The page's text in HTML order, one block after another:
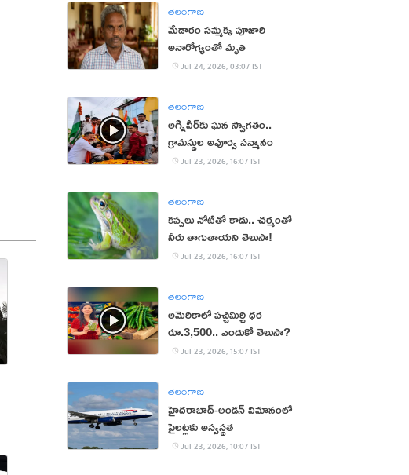
తెలంగాణ
మేడారం సమ్మక్క పూజారి
అనారోగ్యంతో మృతి
Jul 24, 2026, 03:07 IST
తెలంగాణ
అగ్నివీర్‌కు ఘన స్వాగతం..
గ్రామస్థుల అపూర్వ సన్మానం
Jul 23, 2026, 16:07 IST
తెలంగాణ
కప్పలు నోటితో కాదు.. చర్మంతో
నీరు తాగుతాయని తెలుసా!
Jul 23, 2026, 16:07 IST
తెలంగాణ
అమెరికాలో పచ్చిమిర్చి ధర
రూ.3,500.. ఎందుకో తెలుసా?
Jul 23, 2026, 15:07 IST
తెలంగాణ
హైదరాబాద్‌-లండన్‌ విమానంలో
పైలట్లకు అస్వస్థత
Jul 23, 2026, 10:07 IST